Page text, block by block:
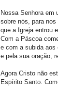
Nossa Senhora em
sobre nós, para
que a Igreja entrou
Com a Páscoa
e com a subida aos
e pela sua oração,
Agora Cristo não
Espírito Santo.